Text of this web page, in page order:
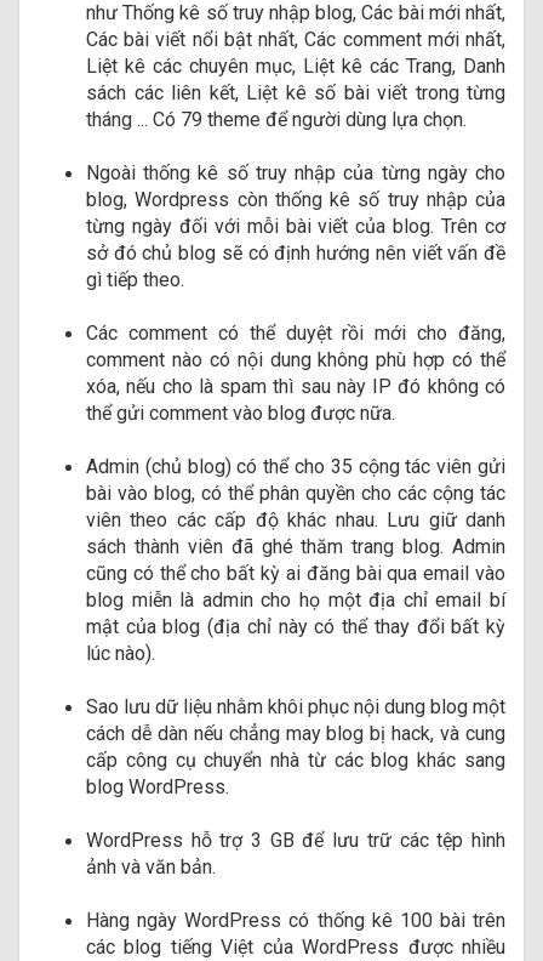
như Thống kê số truy nhập blog, Các bài mới nhất,
Các bài viết nổi bật nhất, Các comment mới nhất,
Liệt kê các chuyên mục, Liệt kê các Trang, Danh
sách các liên kết, Liệt kê số bài viết trong từng
tháng ... Có 79 theme để người dùng lựa chọn.
Ngoài thống kê số truy nhập của từng ngày cho
blog, Wordpress còn thống kê số truy nhập của
từng ngày đối với mỗi bài viết của blog. Trên cơ
sở đó chủ blog sẽ có định hướng nên viết vấn đề
gì tiếp theo.
Các comment có thể duyệt rồi mới cho đăng,
comment nào có nội dung không phù hợp có thể
xóa, nếu cho là spam thì sau này IP đó không có
thể gửi comment vào blog được nữa.
Admin (chủ blog) có thể cho 35 cộng tác viên gửi
bài vào blog, có thể phân quyền cho các cộng tác
viên theo các cấp độ khác nhau. Lưu giữ danh
sách thành viên đã ghé thăm trang blog. Admin
cũng có thể cho bất kỳ ai đăng bài qua email vào
blog miễn là admin cho họ một địa chỉ email bí
mật của blog (địa chỉ này có thể thay đổi bất kỳ
lúc nào).
Sao lưu dữ liệu nhằm khôi phục nội dung blog một
cách dễ dàn nếu chẳng may blog bị hack, và cung
cấp công cụ chuyển nhà từ các blog khác sang
blog WordPress.
WordPress hỗ trợ 3 GB để lưu trữ các tệp hình
ảnh và văn bản.
Hàng ngày WordPress có thống kê 100 bài trên
các blog tiếng Việt của WordPress được nhiều